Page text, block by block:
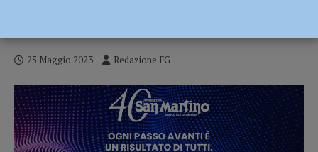
25 Maggio 2023 Redazione FG